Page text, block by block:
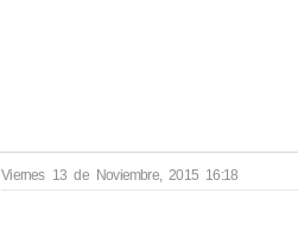
Viernes 13 de Noviembre, 2015 16:18